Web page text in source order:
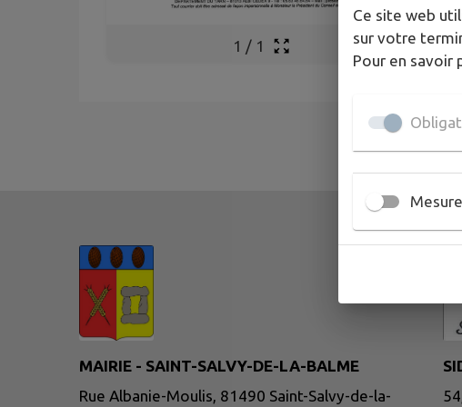
1 / 1
MAIRIE - SAINT-SALVY-DE-LA-BALME
Rue Albanie-Moulis, 81490 Saint-Salvy-de-la-
Ce site web
sur votre
Pour en savoir